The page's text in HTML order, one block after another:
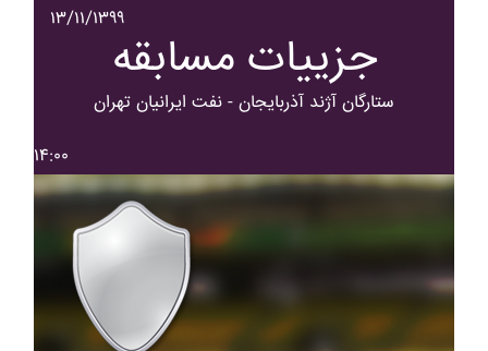
۱۳/۱۱/۱۳۹۹
جزییات مسابقه
ستارگان آژند آذربايجان - نفت ايرانيان تهران
۱۴:۰۰